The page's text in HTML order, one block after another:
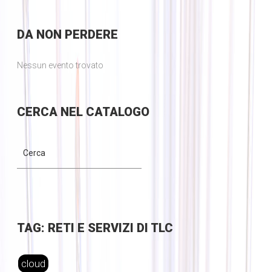
DANON PERDERE
Nessun evento trovato
CERCANEL CATALOGO
TAG: RETI E SERVIZI DI TLC
cloud